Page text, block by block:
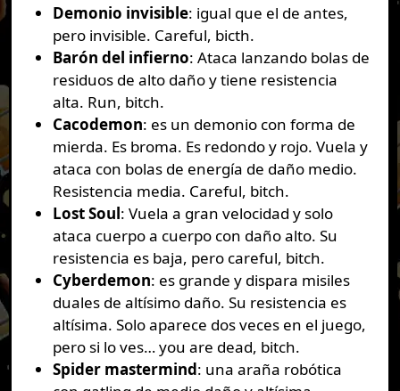
Demonio invisible: igual que el de antes,
pero invisible. Careful, bicth.
Barón del infierno: Ataca lanzando bolas de
residuos de alto daño y tiene resistencia
alta. Run, bitch.
Cacodemon: es un demonio con forma de
mierda. Es broma. Es redondo y rojo. Vuela y
ataca con bolas de energía de daño medio.
Resistencia media. Careful, bitch.
Lost Soul: Vuela a gran velocidad y solo
ataca cuerpo a cuerpo con daño alto. Su
resistencia es baja, pero careful, bitch.
Cyberdemon: es grande y dispara misiles
duales de altísimo daño. Su resistencia es
altísima. Solo aparece dos veces en el juego,
pero si lo ves… you are dead, bitch.
Spider mastermind: una araña robótica